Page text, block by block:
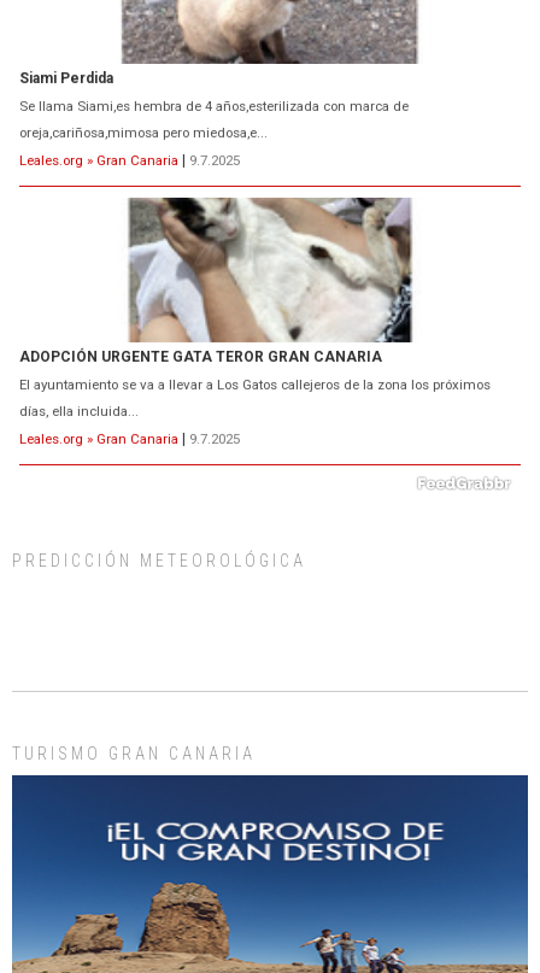
Siami Perdida
Se llama Siami,es hembra de 4 años,esterilizada con marca de
oreja,cariñosa,mimosa pero miedosa,e...
Leales.org » Gran Canaria | 9.7.2025
ADOPCIÓN URGENTE GATA TEROR GRAN CANARIA
El ayuntamiento se va a llevar a Los Gatos callejeros de la zona los próximos
días, ella incluida...
Leales.org » Gran Canaria | 9.7.2025
manso y extremadamente cari...
Adopción urgente
Busco adopción responsable para mi perra. Pastor alemán, hembra, 4 años. Por
motivos personales ...
PREDICCIÓN METEOROLÓGICA
TURISMO GRAN CANARIA